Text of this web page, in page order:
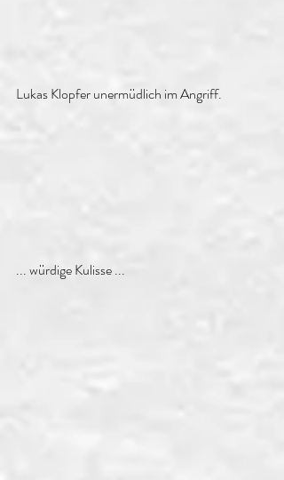
Lukas Klopfer unermüdlich im Angriff.
... würdige Kulisse ...